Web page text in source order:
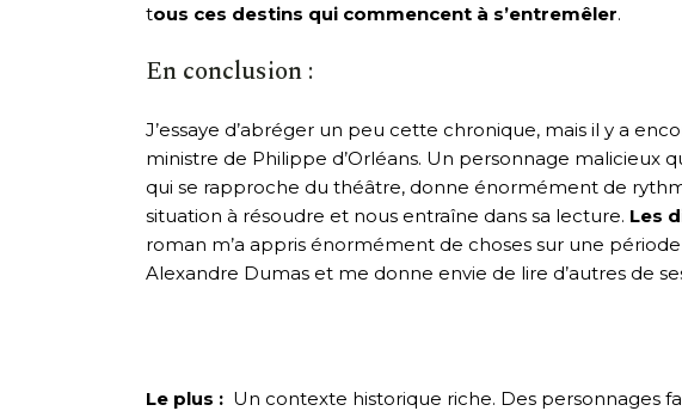
tous ces destins qui commencent à s’entremêler.
En conclusion :
J’essaye d’abréger un peu cette chronique, mais il y a
ministre de Philippe d’Orléans. Un personnage malicieux
qui se rapproche du théâtre, donne énormément de
situation à résoudre et nous entraîne dans sa lecture. Les
roman m’a appris énormément de choses sur une
Alexandre Dumas et me donne envie de lire d’autres de
Le plus : Un contexte historique riche. Des personnages